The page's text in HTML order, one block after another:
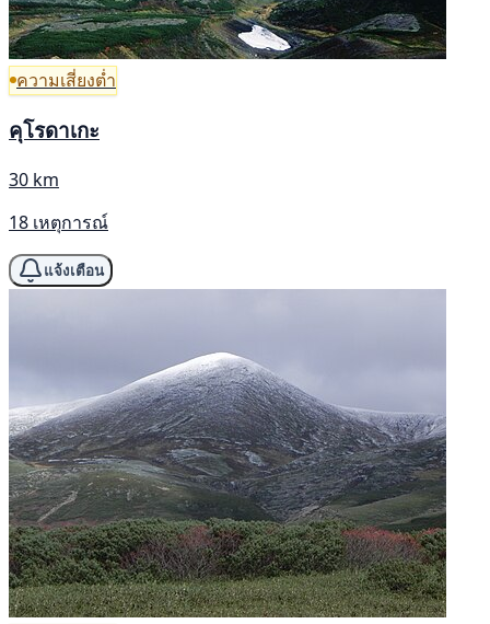
ความเสี่ยงต่ำ
คุโรดาเกะ
30 km
18 เหตุการณ์
แจ้งเตือน